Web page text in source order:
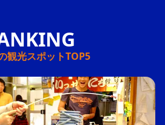
観光スポットTOP5